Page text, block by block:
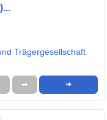
Trägergesellschaft
➦ ➜